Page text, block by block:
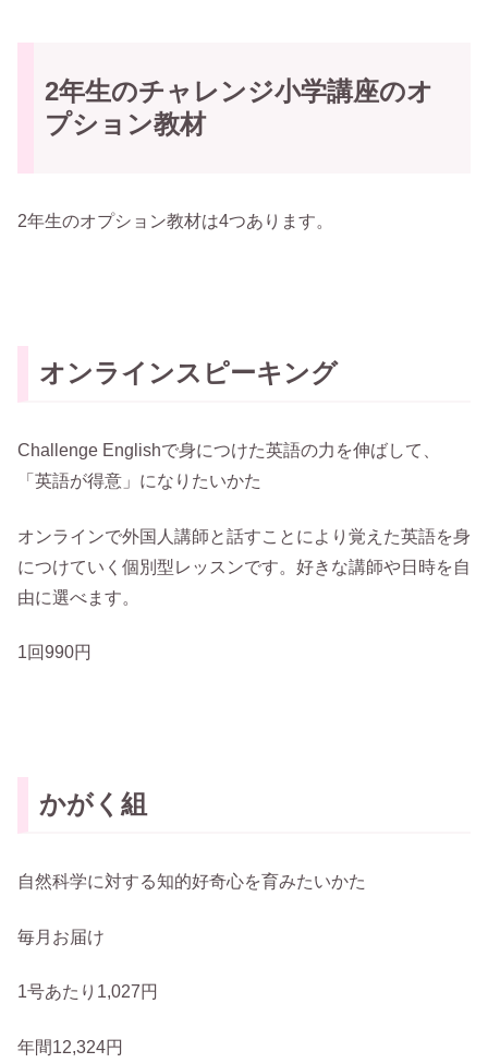
2年生のチャレンジ小学講座のオ
プション教材
2年生のオプション教材は4つあります。
オンラインスピーキング
Challenge Englishで身につけた英語の力を伸ばして、
「英語が得意」になりたいかた
オンラインで外国人講師と話すことにより覚えた英語を身
につけていく個別型レッスンです。好きな講師や日時を自
由に選べます。
1回990円
かがく組
自然科学に対する知的好奇心を育みたいかた
毎月お届け
1号あたり1,027円
年間12,324円